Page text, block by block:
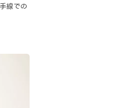
線での